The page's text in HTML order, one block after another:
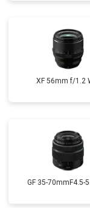
XF 56mm f/1.2
GF 35-70mmF4.5-